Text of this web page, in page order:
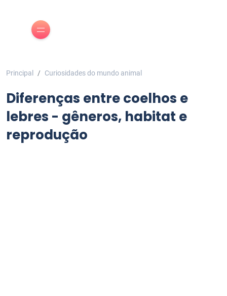
Principal Curiosidades do mundo animal
Diferenças entre coelhos e
lebres - gêneros, habitat e
reprodução